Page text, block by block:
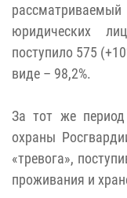
юридических
поступило 575
виде – 98,2%.
За тот же период
охраны
«тревога»,
проживания и